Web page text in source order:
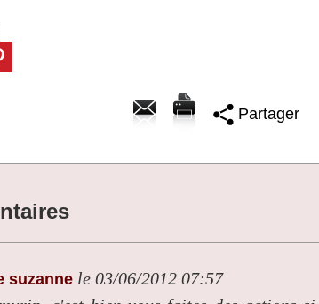
Partager
suzanne le 03/06/2012 07:57